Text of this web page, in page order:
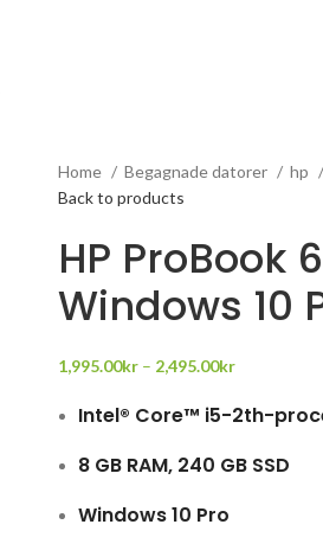
Home Begagnade datorer
hp
Back to products
HP ProBook
Windows 10
1,995.00kr – 2,495.00kr
Intel® Core™ i5-2th-
8 GB RAM, 240 GB SSD
Windows 10 Pro